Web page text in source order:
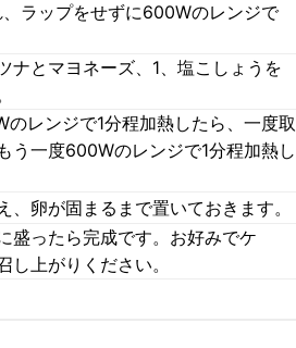
ラップをせずに600Wのレンジで
ナとマヨネーズ、1、塩こしょうを
レンジで1分程加熱したら、一度取
う一度600Wのレンジで1分程加熱し
、卵が固まるまで置いておきます。
盛ったら完成です。お好みでケ
し上がりください。